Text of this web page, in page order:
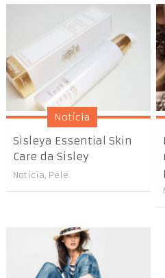
Notícia
Sisleya Essential Skin
Care da Sisley
Notícia, Pele